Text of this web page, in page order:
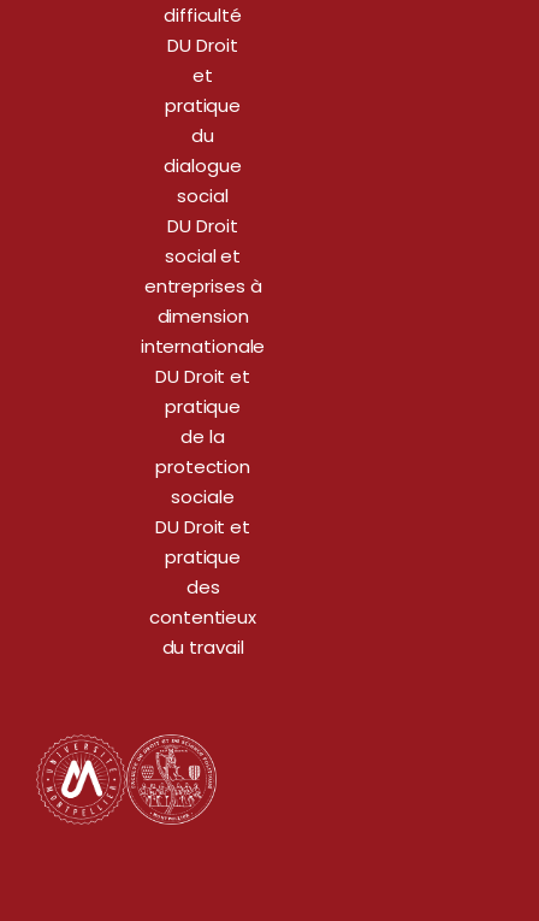
difficulté
DU Droit
et
pratique
du
dialogue
social
DU Droit
social et
entreprises à
dimension
internationale
DU Droit et
pratique
de la
protection
sociale
DU Droit et
pratique
des
contentieux
du travail